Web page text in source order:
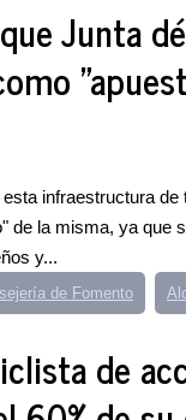
Junta
infraestructura
de la misma, ya que
y...
de Fomento
de